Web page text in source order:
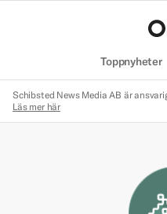
Toppnyheter
Schibsted News Media AB är
Läs mer här